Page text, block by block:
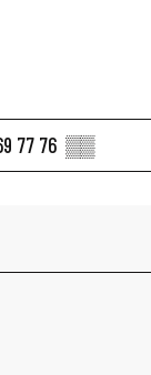
77 76 ▒▒